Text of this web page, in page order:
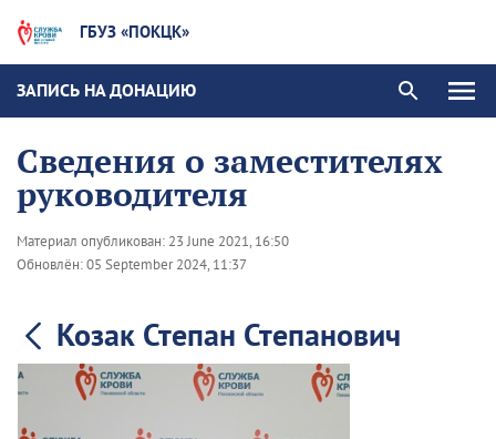
ГБУЗ «ПОКЦК»
ЗАПИСЬ НА ДОНАЦИЮ
Сведения о заместителях
руководителя
Материал опубликован: 23 June 2021, 16:50
Обновлён:05 September 2024, 11:37
Козак Степан Степанович